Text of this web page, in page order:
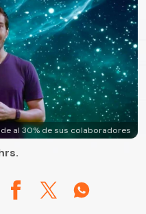
al 30% de sus colaboradores